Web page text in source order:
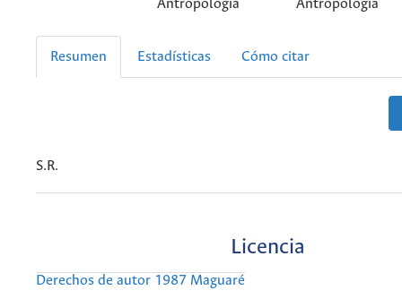
Antropología
Antropología
Resumen Estadísticas Cómo citar
S.R.
Licencia
Derechos de autor 1987 Maguaré